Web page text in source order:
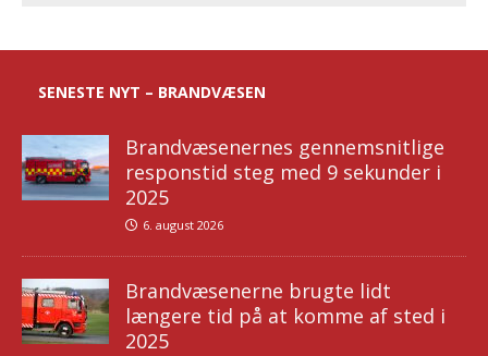
SENESTE NYT – BRANDVÆSEN
Brandvæsenernes gennemsnitlige
responstid steg med 9 sekunder i
2025
6. august 2026
Brandvæsenerne brugte lidt
længere tid på at komme af sted i
2025